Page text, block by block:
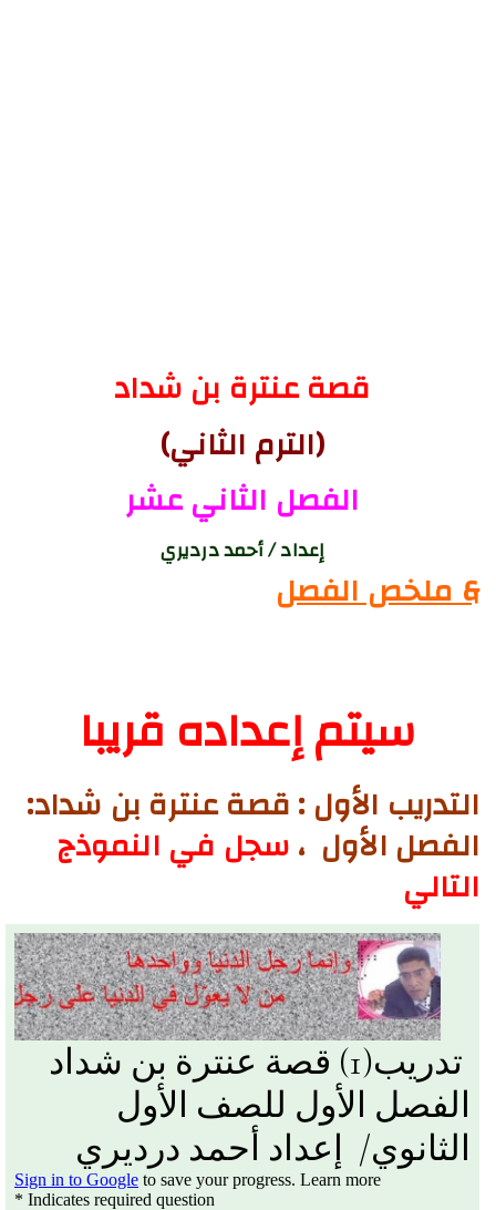
قصة عنترة بن شداد
(الترم الثاني)
الفصل الثاني عشر
إعداد / أحمد درديري
& ملخص الفصل
سيتم إعداده قريبا
التدريب الأول : قصة عنترة بن شداد:
الفصل الأول ،سجل في النموذج
التالي